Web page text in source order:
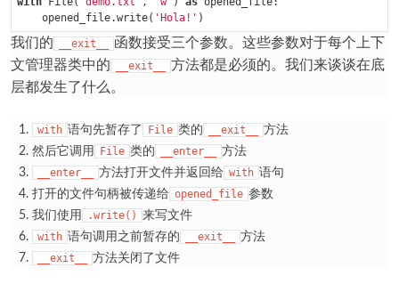
    opened_file.write(
'Hola!'
我们的 __exit__
函数接受三个参数。这些参数对于每个上下
文管理器类中的
__exit__
方法都是必须的。我们来谈谈在底
层都发生了什么。
with 语句先暂存了 File 类的 __exit__
方法
然后它调用
File 类的 __enter__ 方法
__enter__ 方法打开文件并返回给 with 语句
打开的文件句柄被传递给 opened_file 参数
我们使用
.write() 来写文件
with 语句调用之前暂存的 __exit__ 方法
__exit__ 方法关闭了文件